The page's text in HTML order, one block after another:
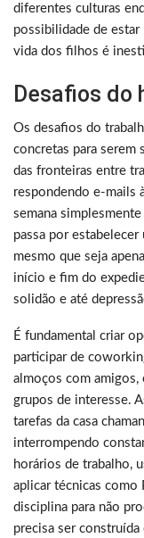
diferentes culturas
possibilidade de
vida dos filhos é
Desafios do
Os desafios do
concretas para serem
das fronteiras entre
respondendo e-mails
semana
passa por
mesmo que seja
início e fim do
solidão e até
É fundamental criar
participar de
almoços com
grupos de interesse.
tarefas da casa
interrompendo
horários de trabalho,
aplicar técnicas como
disciplina para não
precisa ser